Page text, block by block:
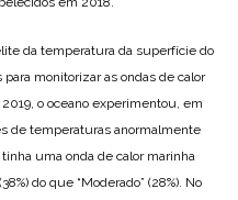
da temperatura da superfície do
monitorizar as ondas de calor
o oceano experimentou, em
de temperaturas anormalmente
uma onda de calor marinha
do que “Moderado” (28%). No